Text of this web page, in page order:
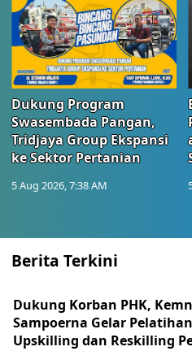
Dukung Program
Swasembada Pangan,
Tridjaya Group Ekspansi
ke Sektor Pertanian
5 Aug 2026, 7:38 AM
Berita Terkini
Dukung Korban PHK,
Sampoerna Gelar Pelatihan
Upskilling dan Reskilling